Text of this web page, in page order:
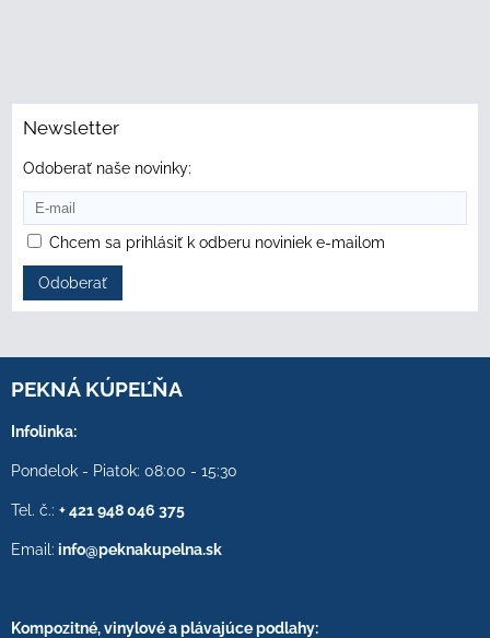
Newsletter
Odoberať naše novinky:
Chcem sa prihlásiť k odberu noviniek e-mailom
Odoberať
PEKNÁ KÚPEĽŇA
Infolinka:
Pondelok - Piatok: 08:00 - 15:30
Tel. č.: + 421 948 046 375
Email: info@peknakupelna.sk
Kompozitné, vinylové a plávajúce podlahy: